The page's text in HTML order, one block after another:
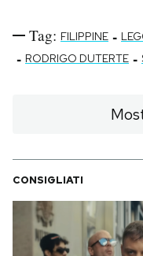
Tag: FILIPPINE -
- RODRIGO DUTERTE -
CONSIGLIATI